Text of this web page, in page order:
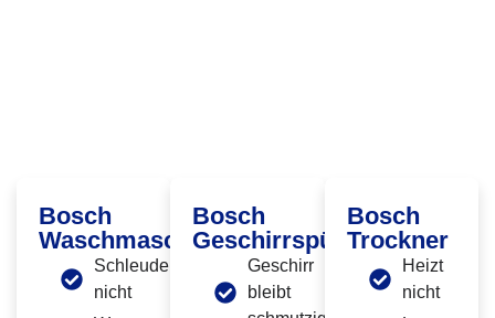
Bosch
Waschmaschine
Schleudert
nicht
Bosch
Geschirrspüler
Geschirr
bleibt
Bosch
Trockner
Heizt
nicht